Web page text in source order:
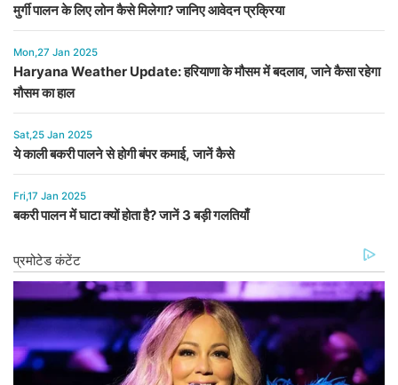
मुर्गी पालन के लिए लोन कैसे मिलेगा? जानिए आवेदन प्रक्रिया
Mon,27 Jan 2025
Haryana Weather Update: हरियाणा के मौसम में बदलाव, जाने कैसा रहेगा
मौसम का हाल
Sat,25 Jan 2025
ये काली बकरी पालने से होगी बंपर कमाई, जानें कैसे
Fri,17 Jan 2025
बकरी पालन में घाटा क्यों होता है? जानें 3 बड़ी गलतियाँ